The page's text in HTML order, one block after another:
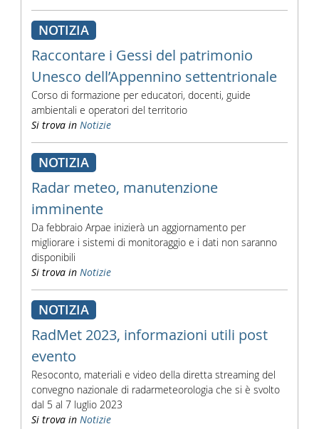
NOTIZIA
Raccontare i Gessi del patrimonio
Unesco dell’Appennino settentrionale
Corso di formazione per educatori, docenti, guide
ambientali e operatori del territorio
Si trova in Notizie
NOTIZIA
Radar meteo, manutenzione
imminente
Da febbraio Arpae inizierà un aggiornamento per
migliorare i sistemi di monitoraggio e i dati non saranno
disponibili
Si trova in Notizie
NOTIZIA
RadMet 2023, informazioni utili post
evento
Resoconto, materiali e video della diretta streaming del
convegno nazionale di radarmeteorologia che si è svolto
dal 5 al 7 luglio 2023
Si trova in Notizie